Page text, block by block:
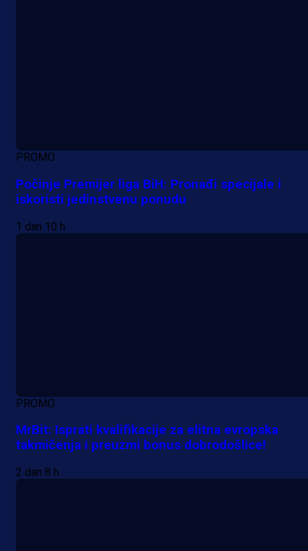
PROMO
Počinje Premijer liga BiH: Pronađi specijale i
iskoristi jedinstvenu ponudu
1 dan 10 h
PROMO
MrBit: Isprati kvalifikacije za elitna evropska
takmičenja i preuzmi bonus dobrodošlice!
2 dan 8 h